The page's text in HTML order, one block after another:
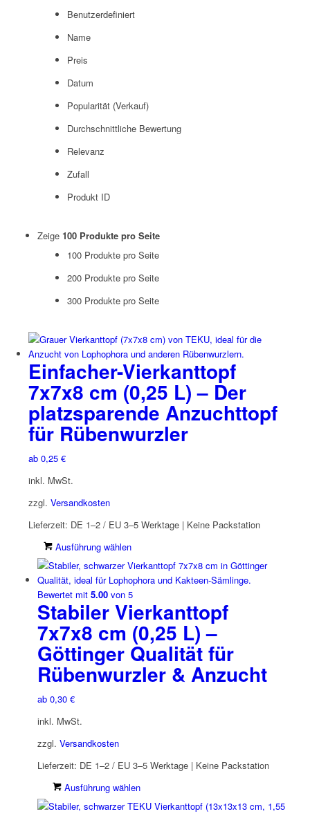
Benutzerdefiniert
Name
Preis
Datum
Popularität (Verkauf)
Durchschnittliche Bewertung
Relevanz
Zufall
Produkt ID
Zeige 100 Produkte pro Seite
100 Produkte pro Seite
200 Produkte pro Seite
300 Produkte pro Seite
Einfacher-Vierkanttopf
7x7x8 cm (0,25 L) – Der
platzsparende Anzuchttopf
für Rübenwurzler
ab 0,25 €
inkl. MwSt.
zzgl. Versandkosten
Lieferzeit: DE 1–2 / EU 3–5 Werktage | Keine Packstation
Ausführung wählen
Produkt
Varianten
auf.
Die
Optionen
können
auf
Bewertet mit 5.00von 5
Stabiler Vierkanttopf
7x7x8 cm (0,25 L) –
Göttinger Qualität für
Rübenwurzler & Anzucht
ab 0,30 €
inkl. MwSt.
zzgl. Versandkosten
Lieferzeit: DE 1–2 / EU 3–5 Werktage | Keine Packstation
Ausführung wählen
Produkt